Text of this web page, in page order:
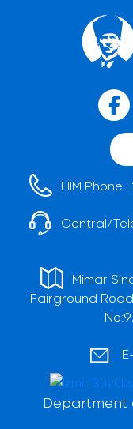
HIM Phone :
Central/
Mimar
Fairground
Department